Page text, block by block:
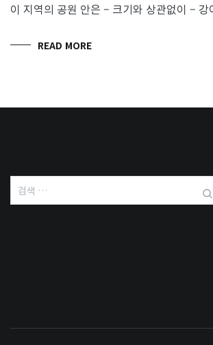
이 지역의 공원 안은 – 크기와 상관없이 – 강
READ MORE
검
색: